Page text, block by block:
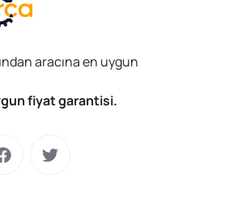
aracına en uygun
fiyat garantisi.